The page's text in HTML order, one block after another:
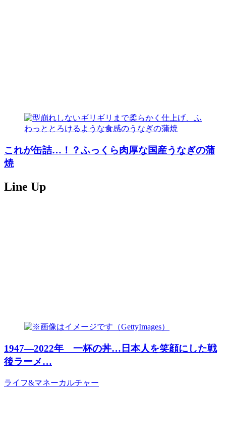
これが缶詰…！？ふっくら肉厚な国産うなぎの蒲
焼
Line Up
1947―2022年 一杯の丼…日本人を笑顔にした戦
後ラーメ…
ライフ&マネーカルチャー